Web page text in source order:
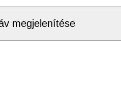
megjelenítése